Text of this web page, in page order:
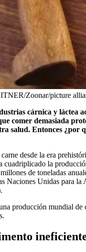
Zoonar/picture
cárnica y láctea
comer demasiada
salud. Entonces ¿por
desde la era
cuadriplicado la
de toneladas
Naciones Unidas para la
producción mundial de